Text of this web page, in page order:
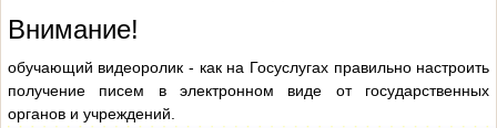
Внимание!
обучающий видеоролик - как на Госуслугахправильно настроить
получение писем в электронном виде от государственных
органов и учреждений.